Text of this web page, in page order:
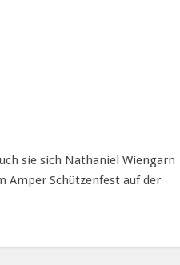
sie sich Nathaniel Wiengarn
Amper Schützenfest auf der